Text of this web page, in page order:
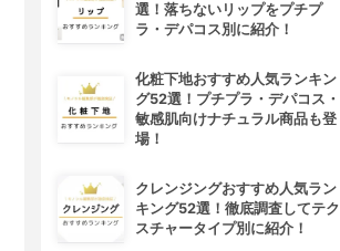
選！落ちないリップをプチプ
ラ・デパコス別に紹介！
化粧下地おすすめ人気ランキン
グ52選！プチプラ・デパコス・
敏感肌向けナチュラル商品も登
場！
クレンジングおすすめ人気ラン
キング52選！徹底調査してテク
スチャータイプ別に紹介！